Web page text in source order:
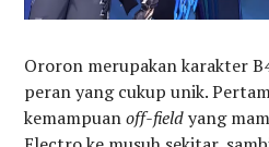
Ororon merupakan karakter
peran yang cukup unik.
kemampuanoff-fieldyang